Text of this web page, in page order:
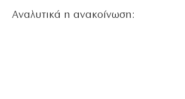
Αναλυτικά η ανακοίνωση: